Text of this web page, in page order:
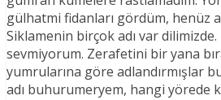
gülhatmi fidanları gördüm, henüz
Siklamenin birçok adı var
sevmiyorum. Zerafetini bir yana
yumrularına göre adlandırmışlar
adı buhurumeryem, hangi yörede